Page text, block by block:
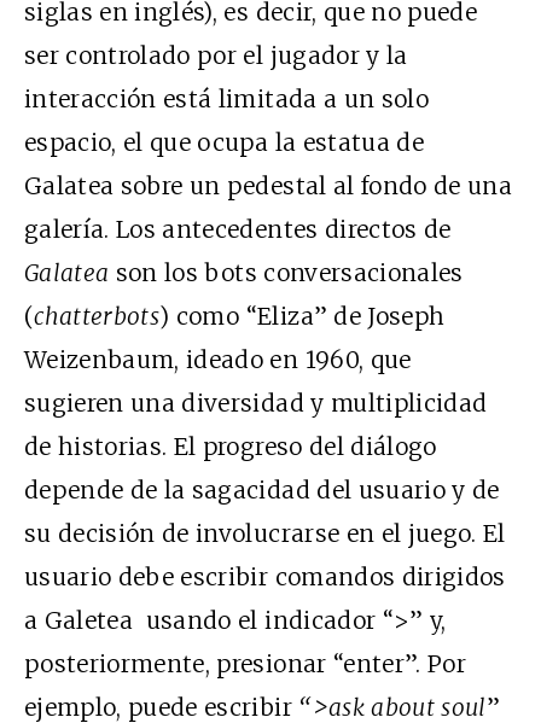
siglas en inglés), es decir, que no puede
ser controlado por el jugador y la
interacción está limitada a un solo
espacio, el que ocupa la estatua de
Galatea sobre un pedestal al fondo de una
galería. Los antecedentes directos de
Galatea son los bots conversacionales
(chatterbots) como “Eliza” de Joseph
Weizenbaum, ideado en 1960, que
sugieren una diversidad y multiplicidad
de historias. El progreso del diálogo
depende de la sagacidad del usuario y de
su decisión de involucrarse en el juego. El
usuario debe escribir comandos dirigidos
a Galetea usando el indicador “>” y,
posteriormente, presionar “enter”. Por
ejemplo, puede escribir “>ask about soul”